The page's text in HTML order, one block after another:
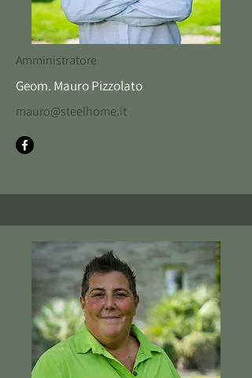
Amministratore
Geom. Mauro Pizzolato
mauro@steelhome.it